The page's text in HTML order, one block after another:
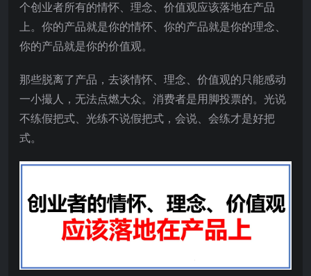
个创业者所有的情怀、理念、价值观应该落地在产品
上。你的产品就是你的情怀、你的产品就是你的理念、
你的产品就是你的价值观。
那些脱离了产品，去谈情怀、理念、价值观的只能感动
一小撮人，无法点燃大众。消费者是用脚投票的。光说
不练假把式、光练不说假把式，会说、会练才是好把
式。